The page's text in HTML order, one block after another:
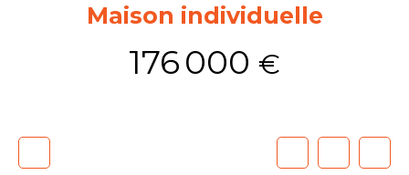
Maison individuelle
176 000 €